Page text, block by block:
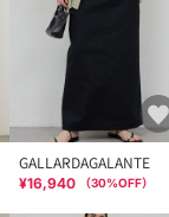
GALLARDAGALANTE
¥16,940 （30%OFF）